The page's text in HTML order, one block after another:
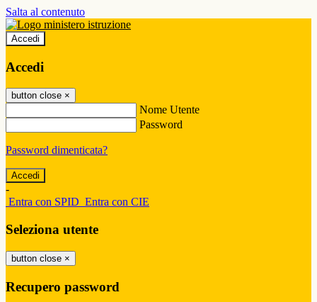
Salta al contenuto
Accedi
Accedi
button close ×
Nome Utente
Password
Password dimenticata?
-
Entra con SPID Entra con CIE
Seleziona utente
button close ×
Recupero password